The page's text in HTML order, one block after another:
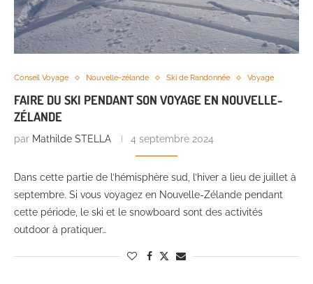
Conseil Voyage Nouvelle-zélande Ski de Randonnée Voyage
FAIRE DU SKI PENDANT SON VOYAGE EN NOUVELLE-
ZÉLANDE
par Mathilde STELLA 4 septembre 2024
Dans cette partie de l’hémisphère sud, l’hiver a lieu de juillet à
septembre. Si vous voyagez en Nouvelle-Zélande pendant
cette période, le ski et le snowboard sont des activités
outdoor à pratiquer…